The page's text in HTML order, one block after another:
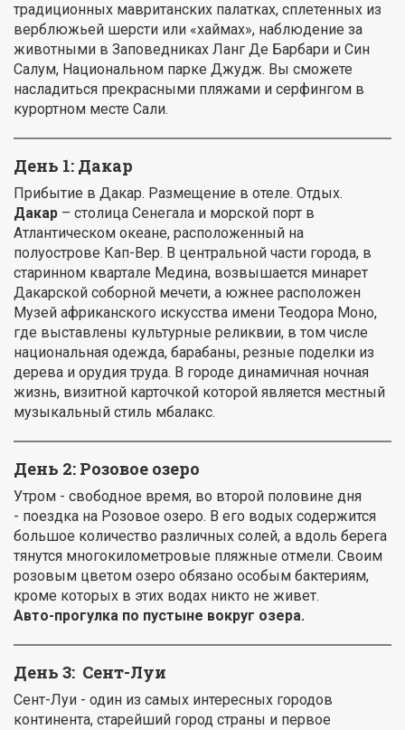
традиционных мавританских палатках, сплетенных из
верблюжьей шерсти или «хаймах», наблюдение за
животными в Заповедниках Ланг Де Барбари и Син
Салум, Национальном парке Джудж. Вы сможете
насладиться прекрасными пляжами и серфингом в
курортном месте Сали.
День 1: Дакар
Прибытие в Дакар. Размещение в отеле. Отдых.
Дакар – столица Сенегала и морской порт в
Атлантическом океане, расположенный на
полуострове Кап-Вер. В центральной части города, в
старинном квартале Медина, возвышается минарет
Дакарской соборной мечети, а южнее расположен
Музей африканского искусства имени Теодора Моно,
где выставлены культурные реликвии, в том числе
национальная одежда, барабаны, резные поделки из
дерева и орудия труда. В городе динамичная ночная
жизнь, визитной карточкой которой является местный
музыкальный стиль мбалакс.
День 2: Розовое озеро
Утром - свободное время, во второй половине дня
- поездка на Розовое озеро. В его водых содержится
большое количество различных солей, а вдоль берега
тянутся многокилометровые пляжные отмели. Своим
розовым цветом озеро обязано особым бактериям,
кроме которых в этих водах никто не живет.
Авто-прогулка по пустыне вокруг озера.
День 3: Сент-Луи
Сент-Луи - один из самых интересных городов
континента, старейший город страны и первое